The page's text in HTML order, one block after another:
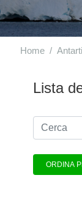
Home
Lista
ORDINA